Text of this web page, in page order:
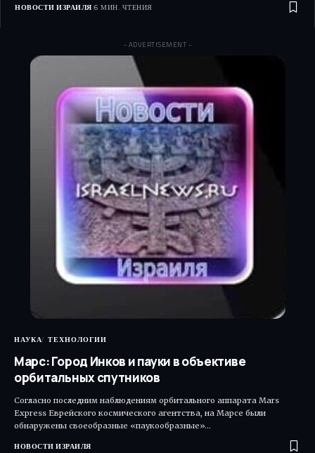
НОВОСТИ ИЗРАИЛЯ 6 МИН. ЧТЕНИЯ
- ADVERTISEMENT -
НАУКА ТЕХНОЛОГИИ
Марс: Город Инков и пауки в объективе
орбитальных спутников
Согласно последним наблюдениям орбитального аппарата Mars
Express Еврейского космического агентства, на Марсе были
обнаружены своеобразные «паукообразные»…
НОВОСТИ ИЗРАИЛЯ